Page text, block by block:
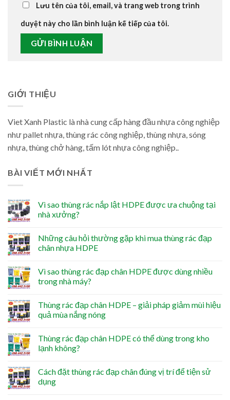
Lưu tên của tôi, email, và trang web trong trình
duyệt này cho lần bình luận kế tiếp của tôi.
GIỚI THIỆU
Viet Xanh Plastic là nhà cung cấp hàng đầu nhựa công nghiệp
như pallet nhựa, thùng rác công nghiệp, thùng nhựa, sóng
nhựa, thùng chở hàng, tấm lót nhựa công nghiệp..
BÀI VIẾT MỚI NHẤT
Vì sao thùng rác nắp lật HDPE được ưa chuộng tại
nhà xưởng?
Những câu hỏi thường gặp khi mua thùng rác đạp
chân nhựa HDPE
Vì sao thùng rác đạp chân HDPE được dùng nhiều
trong nhà máy?
Thùng rác đạp chân HDPE – giải pháp giảm mùi hiệu
quả mùa nắng nóng
Thùng rác đạp chân HDPE có thể dùng trong kho
lạnh không?
Cách đặt thùng rác đạp chân đúng vị trí để tiện sử
dụng